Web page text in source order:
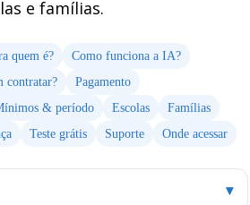
e famílias.
quem é?
Como funciona a IA?
contratar?
Pagamento
& período Escolas
Famílias
Teste grátis Suporte Onde acessar